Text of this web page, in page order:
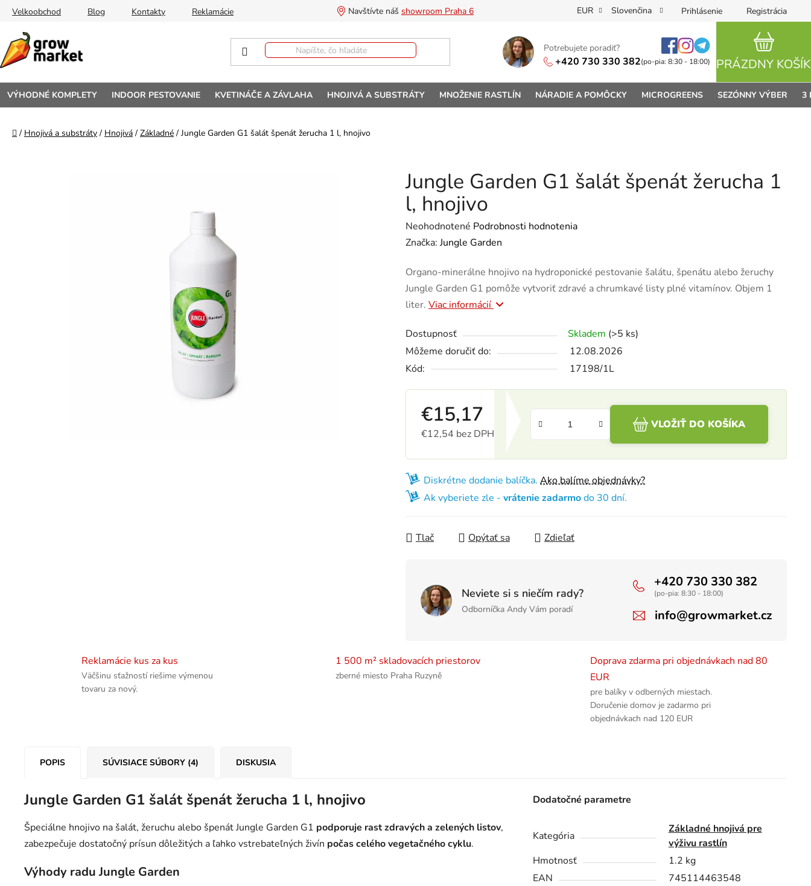
Prejsť na obsah
Velkoobchod Blog Kontakty Reklamácie Navštívte náš showroom Praha 6 EUR Slovenčina Prihlásenie Registrácia
Potrebujete poradiť?
+420 730 330 382(po-pia: 8:30 - 18:00) PRÁZDNY KOŠÍK
VÝHODNÉ KOMPLETY INDOOR PESTOVANIE KVETINÁČE A ZÁVLAHA HNOJIVÁ A SUBSTRÁTY MNOŽENIE RASTLÍN NÁRADIE A POMÔCKY MICROGREENS SEZÓNNY VÝBER 3
Domov
/ Hnojivá a substráty / Hnojivá / Základné / Jungle Garden G1 šalát špenát žerucha 1 l, hnojivo
Jungle Garden G1 šalát špenát žerucha 1
l, hnojivo
Priemerné hodnotenie produktu je 0,0 z 5 hviezdičiek.
Neohodnotené Podrobnosti hodnotenia
Značka:Jungle Garden
Organo-minerálne hnojivo na hydroponické pestovanie šalátu, špenátu alebo žeruchy
Jungle Garden G1 pomôže vytvoriť zdravé a chrumkavé listy plné vitamínov. Objem 1
liter. Viac informácií
Dostupnosť Skladem (>5 ks)
Môžeme doručiť do:
12.08.2026
Kód:
17198/1L
€15,17
€12,54 bez DPH
VLOŽIŤ DO KOŠÍKA
Diskrétne dodanie balíčka. Ako balíme objednávky?
Ak vyberiete zle - vrátenie zadarmodo 30 dní.
Tlač Opýtať sa Zdieľať
Neviete si s niečím rady?
Odborníčka Andy Vám poradí
+420 730 330 382
(po-pia: 8:30 - 18:00)
info@growmarket.cz
Reklamácie kus za kus
Väčšinu sťažností riešime výmenou
tovaru za nový.
1 500 m² skladovacích priestorov
zberné miesto Praha Ruzyně
Doprava zdarma pri objednávkach nad 80
EUR
pre balíky v odberných miestach.
Doručenie domov je zadarmo pri
objednávkach nad 120 EUR
POPIS SÚVISIACE SÚBORY (4) DISKUSIA
Jungle Garden G1 šalát špenát žerucha 1 l, hnojivo
Špeciálne hnojivo na šalát, žeruchu alebo špenát Jungle Garden G1 podporuje rast zdravých a zelených listov,
zabezpečuje dostatočný prísun dôležitých a ľahko vstrebateľných živín počas celého vegetačného cyklu.
Výhody radu Jungle Garden
Dodatočné parametre
Kategória
Základné hnojivá pre
výživu rastlín
Hmotnosť
1.2 kg
EAN
745114463548